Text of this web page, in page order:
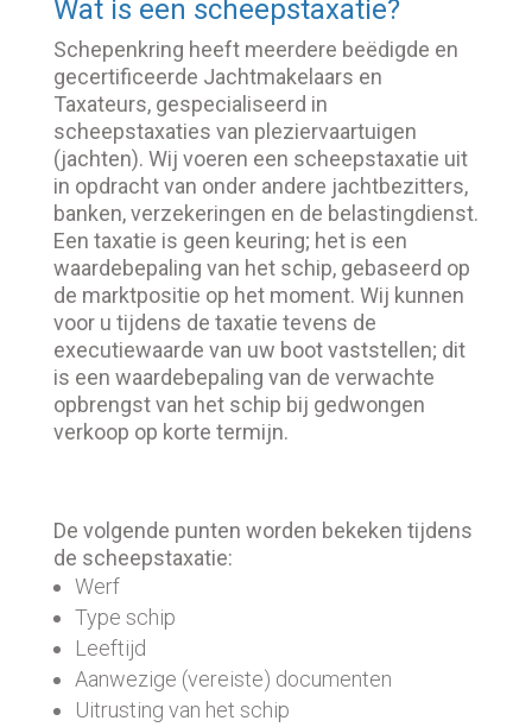
Wat is een scheepstaxatie?
Schepenkring heeft meerdere beëdigde en
gecertificeerde Jachtmakelaars en
Taxateurs, gespecialiseerd in
scheepstaxaties van pleziervaartuigen
(jachten). Wij voeren een scheepstaxatie uit
in opdracht van onder andere jachtbezitters,
banken, verzekeringen en de belastingdienst.
Een taxatie is geen keuring; het is een
waardebepaling van het schip, gebaseerd op
de marktpositie op het moment. Wij kunnen
voor u tijdens de taxatie tevens de
executiewaarde van uw boot vaststellen; dit
is een waardebepaling van de verwachte
opbrengst van het schip bij gedwongen
verkoop op korte termijn.
De volgende punten worden bekeken tijdens
de scheepstaxatie:
Werf
Type schip
Leeftijd
Aanwezige (vereiste) documenten
Uitrusting van het schip